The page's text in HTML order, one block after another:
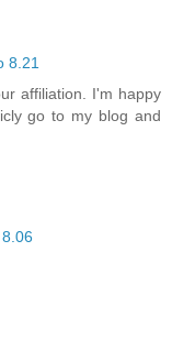
8.21
affiliation. I'm happy
go to my blog and